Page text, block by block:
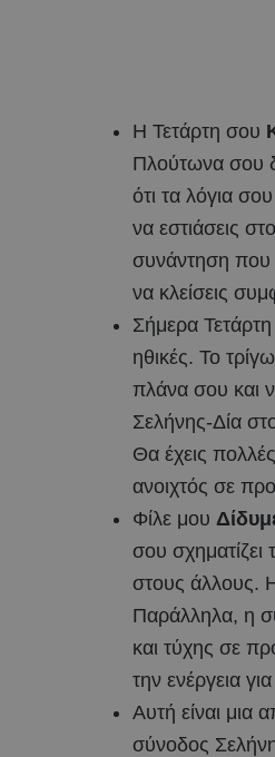
Η Τετάρτη σου
Πλούτωνα σου
ότι τα λόγια
να εστιάσεις
συνάντηση που
να κλείσεις
Σήμερα Τετάρτη
ηθικές. Το
πλάνα σου και
Σελήνης-Δία
Θα έχεις
ανοιχτός σε
Φίλε μου
σου
στους άλλους.
Παράλληλα, η
και τύχης σε
την ενέργεια
Αυτή είναι μια
σύνοδος